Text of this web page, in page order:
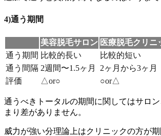
4)通う期間
美容脱毛サロン 医療脱毛クリニ
通う期間 比較的長い
比較的短い
通う間隔 2週間〜1.5ヶ月
2ヶ月から3ヶ月
評価
△or○ ○or△
通うべきトータルの期間に関してはサロ
まり差がありません。
威力が強い分理論上はクリニックの方が